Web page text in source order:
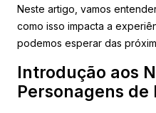
Neste artigo, vamos
como isso impacta a
podemos esperar das
Introdução aos
Personagens de